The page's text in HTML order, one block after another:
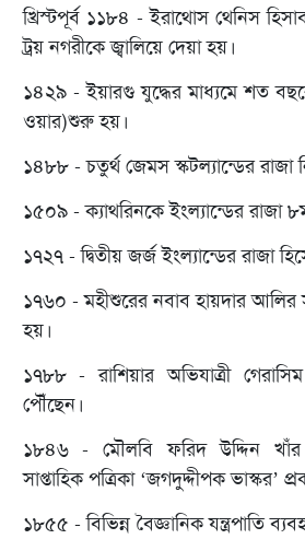
খ্রিস্টপূর্ব ১১৮৪ - ইরাথোস থেনিস
ট্রয় নগরীকে জ্বালিয়ে দেয়া হয়।
১৪২৯ - ইয়ারগু যুদ্ধের মাধ্যমে শত
ওয়ার)শুরু হয়।
১৪৮৮ - চতুর্থ জেমস স্কটল্যান্ডের রাজা
১৫০৯ - ক্যাথরিনকে ইংল্যান্ডের রাজা
১৭২৭ - দ্বিতীয় জর্জ ইংল্যান্ডের রাজা
১৭৬০ - মহীশুরের নবাব হায়দার আলির
হয়।
১৭৮৮ - রাশিয়ার অভিযাত্রী
পৌঁছেন।
১৮৪৬ - মৌলবি ফরিদ উদ্দিন খাঁর
সাপ্তাহিক পত্রিকা ‘জগদুদ্দীপক ভাস্কর’
১৮৫৫ - বিভিন্ন বৈজ্ঞানিক যন্ত্রপাতি